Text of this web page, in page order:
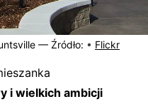
— Źródło: • Flickr
i wielkich ambicji